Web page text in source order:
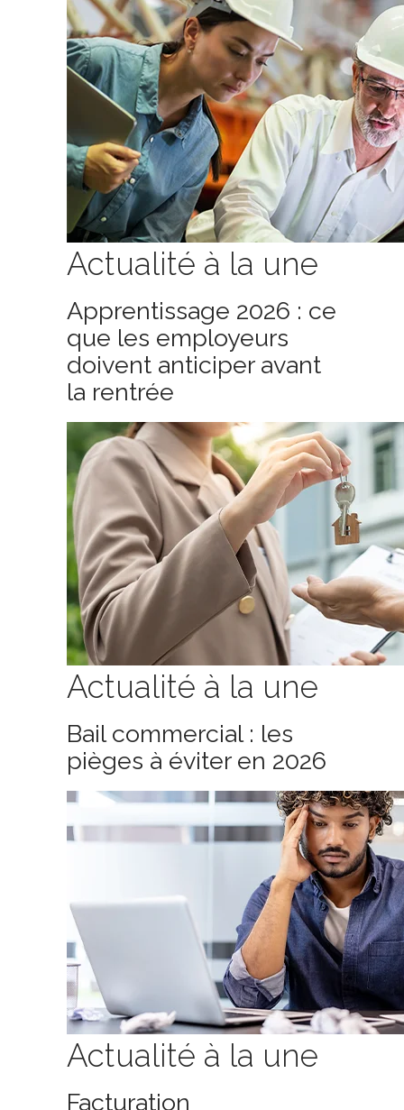
Actualité à la une
Apprentissage 2026 : ce
que les employeurs
doivent anticiper avant
la rentrée
Actualité à la une
Bail commercial : les
pièges à éviter en 2026
Actualité à la une
Facturation